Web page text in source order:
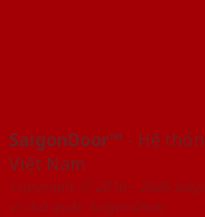
SaigonDoor™ - Hệ
Việt Nam
Copyright ⓒ 2016 – 2026
vị chủ quản SaigonDoor